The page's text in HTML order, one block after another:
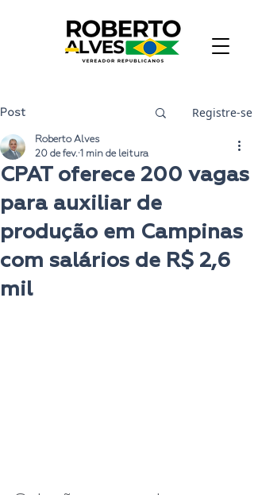
Post Registre-se
CPAT oferece 200 vagas
para auxiliar de
produção em Campinas
com salários de R$ 2,6
mil
Roberto Alves
20 de fev. 1 min de leitura